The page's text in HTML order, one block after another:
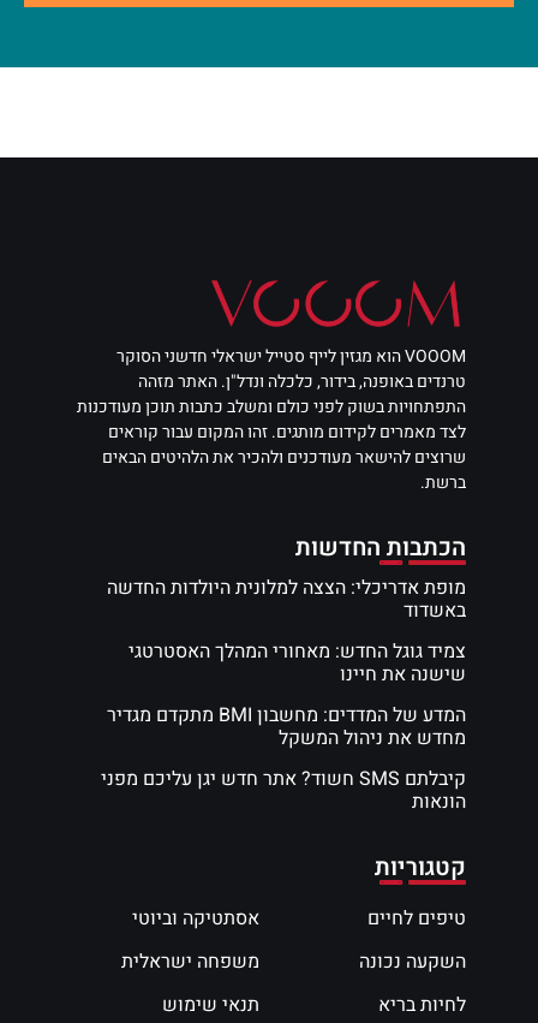
VOOOM הוא מגזין לייף סטייל ישראלי חדשני הסוקר
טרנדים באופנה, בידור, כלכלה ונדל"ן. האתר מזהה
התפתחויות בשוק לפני כולם ומשלב כתבות תוכן מעודכנות
לצד מאמרים לקידום מותגים. זהו המקום עבור קוראים
שרוצים להישאר מעודכנים ולהכיר את הלהיטים הבאים
ברשת.
הכתבות החדשות
מופת אדריכלי: הצצה למלונית היולדות החדשה
באשדוד
צמיד גוגל החדש: מאחורי המהלך האסטרטגי
שישנה את חיינו
המדע של המדדים: מחשבון BMI מתקדם מגדיר
מחדש את ניהול המשקל
קיבלתם SMS חשוד? אתר חדש יגן עליכם מפני
הונאות
קטגוריות
טיפים לחיים
השקעה נכונה
לחיות בריא
אסתטיקה וביוטי
משפחה ישראלית
תנאי שימוש